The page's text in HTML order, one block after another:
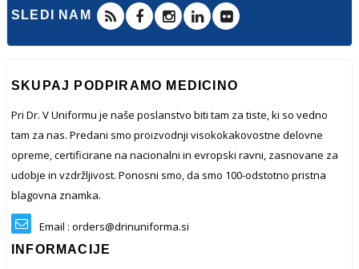
SLEDI NAM
SKUPAJ PODPIRAMO MEDICINO
Pri Dr. V Uniformu je naše poslanstvo biti tam za tiste, ki so vedno
tam za nas. Predani smo proizvodnji visokokakovostne delovne
opreme, certificirane na nacionalni in evropski ravni, zasnovane za
udobje in vzdržljivost. Ponosni smo, da smo 100-odstotno pristna
blagovna znamka.
Email : orders@drinuniforma.si
INFORMACIJE